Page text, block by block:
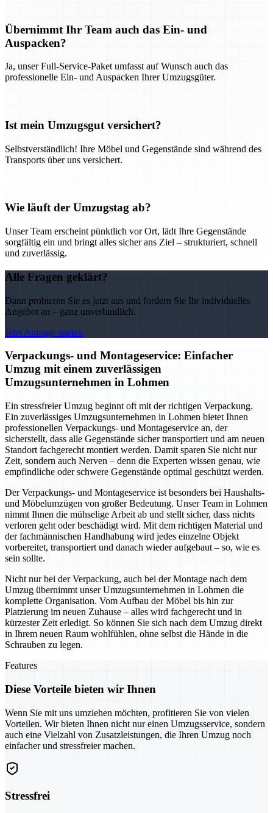
Übernimmt Ihr Team auch das Ein- und
Auspacken?
Ja, unser Full-Service-Paket umfasst auf Wunsch auch das
professionelle Ein- und Auspacken Ihrer Umzugsgüter.
Ist mein Umzugsgut versichert?
Selbstverständlich! Ihre Möbel und Gegenstände sind während des
Transports über uns versichert.
Wie läuft der Umzugstag ab?
Unser Team erscheint pünktlich vor Ort, lädt Ihre Gegenstände
sorgfältig ein und bringt alles sicher ans Ziel – strukturiert, schnell
und zuverlässig.
Alle Fragen geklärt?
Dann probieren Sie es jetzt aus und fordern Sie Ihr individuelles
Angebot an – ganz unverbindlich.
Jetzt Anfrage starten
Verpackungs- und Montageservice: Einfacher
Umzug mit einem zuverlässigen
Umzugsunternehmen in Lohmen
Ein stressfreier Umzug beginnt oft mit der richtigen Verpackung.
Ein zuverlässiges Umzugsunternehmen in Lohmen bietet Ihnen
professionellen Verpackungs- und Montageservice an, der
sicherstellt, dass alle Gegenstände sicher transportiert und am neuen
Standort fachgerecht montiert werden. Damit sparen Sie nicht nur
Zeit, sondern auch Nerven – denn die Experten wissen genau, wie
empfindliche oder schwere Gegenstände optimal geschützt werden.
Der Verpackungs- und Montageservice ist besonders bei Haushalts-
und Möbelumzügen von großer Bedeutung. Unser Team in Lohmen
nimmt Ihnen die mühselige Arbeit ab und stellt sicher, dass nichts
verloren geht oder beschädigt wird. Mit dem richtigen Material und
der fachmännischen Handhabung wird jedes einzelne Objekt
vorbereitet, transportiert und danach wieder aufgebaut – so, wie es
sein sollte.
Nicht nur bei der Verpackung, auch bei der Montage nach dem
Umzug übernimmt unser Umzugsunternehmen in Lohmen die
komplette Organisation. Vom Aufbau der Möbel bis hin zur
Platzierung im neuen Zuhause – alles wird fachgerecht und in
kürzester Zeit erledigt. So können Sie sich nach dem Umzug direkt
in Ihrem neuen Raum wohlfühlen, ohne selbst die Hände in die
Schrauben zu legen.
Features
Diese Vorteile bieten wir Ihnen
Wenn Sie mit uns umziehen möchten, profitieren Sie von vielen
Vorteilen. Wir bieten Ihnen nicht nur einen Umzugsservice, sondern
auch eine Vielzahl von Zusatzleistungen, die Ihren Umzug noch
einfacher und stressfreier machen.
Stressfrei